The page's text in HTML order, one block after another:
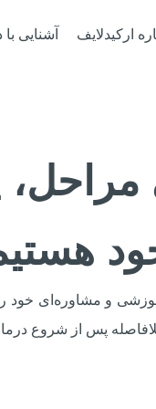
ارکیدلایف آشنایی با
مراحل،
و مشاوره‌ای خود
پس از شروع